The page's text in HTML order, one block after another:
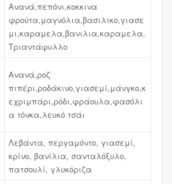
Ανανά,πεπόνι,κοκκινα
φρούτα,μαγνόλια,βασιλικο,γιασε
μι,καραμελα,βανιλια,καραμελα,
Τριαντάφυλλο
Ανανά,ροζ
πιπέρι,ροδάκινο,γιασεμί,μάνγκο,κ
εχριμπάρι,ρόδι,φράουλα,φασόλι
α τόνκα,λευκό τσάι
Λεβάντα, περγαμόντο, γιασεμί,
κρίνο, βανίλια, σανταλόξυλο,
πατσουλί, γλυκόριζα